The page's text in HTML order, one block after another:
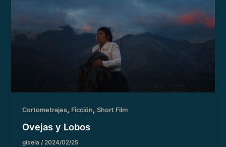
Cortometrajes, Ficción,Short Film
Ovejas y Lobos
gisela/2024/02/25